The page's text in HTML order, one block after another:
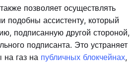
позволяет осуществлять
подобны ассистенту, который
подписанную другой стороной,
подписанта. Это устраняет
на газ на публичных блокчейнах,